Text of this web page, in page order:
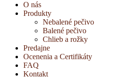
O nás
Produkty
Nebalené pečivo
Balené pečivo
Chlieb a rožky
Predajne
Ocenenia a Certifikáty
FAQ
Kontakt